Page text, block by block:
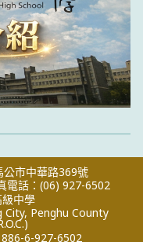
市中華路369號
電話：(06) 927-6502
中學
Penghu County
886-6-927-6502